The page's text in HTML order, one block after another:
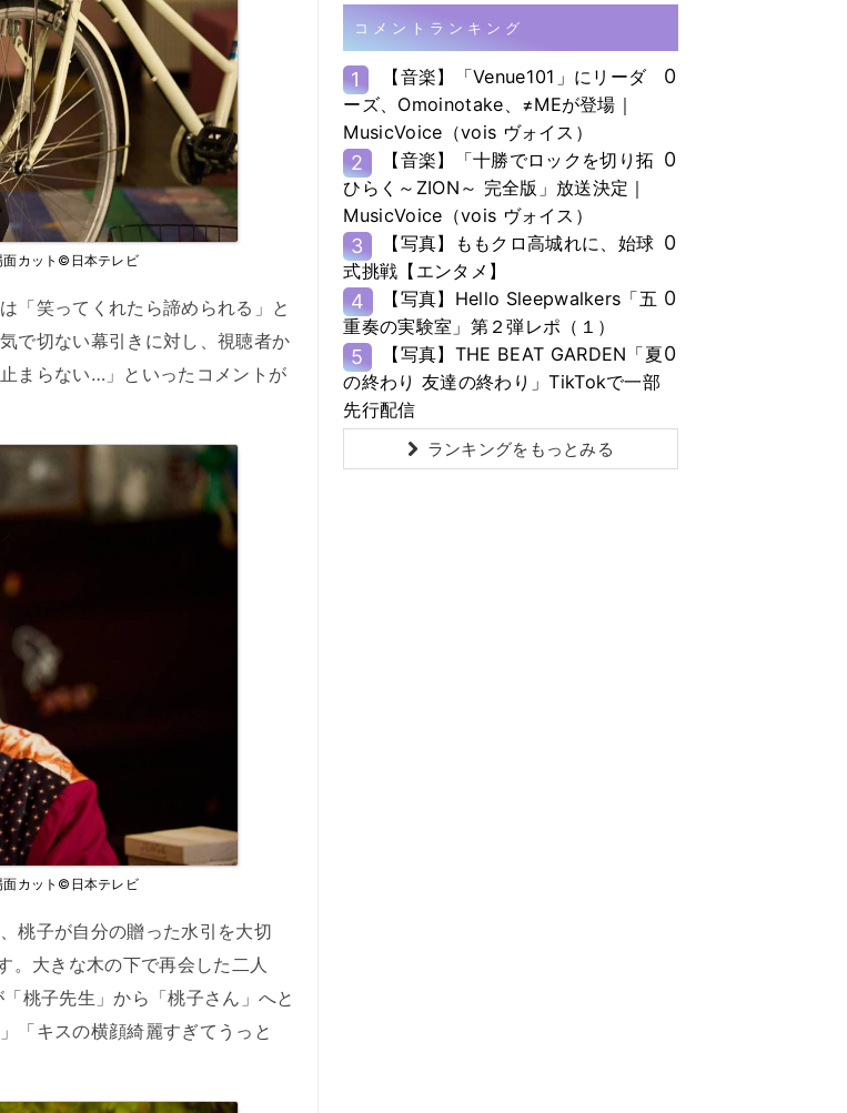
面カット©日本テレビ
「笑ってくれたら諦められる」と
で切ない幕引きに対し、視聴者か
まらない…」といったコメントが
面カット©日本テレビ
桃子が自分の贈った水引を大切
。大きな木の下で再会した二人
桃子先生」から「桃子さん」へと
「キスの横顔綺麗すぎてうっと
コメントランキング
1
【音楽】「Venue101」にリーダ
ーズ、Omoinotake、≠MEが登場｜
MusicVoice（vois ヴォイス）
0
2
【音楽】「十勝でロックを切り拓
ひらく～ZION～ 完全版」放送決定｜
MusicVoice（vois ヴォイス）
0
3
【写真】ももクロ高城れに、始球
式挑戦【エンタメ】
0
4
【写真】Hello Sleepwalkers「五
重奏の実験室」第２弾レポ（１）
0
5
【写真】THE BEAT GARDEN「夏
の終わり 友達の終わり」TikTokで一部
先行配信
0
ランキングをもっとみる